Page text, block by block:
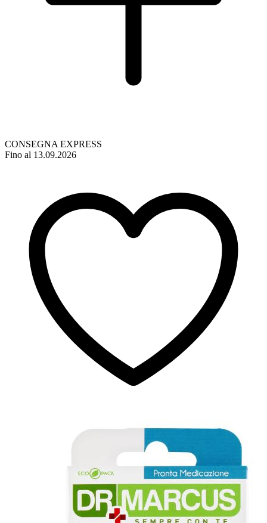
CONSEGNA EXPRESS
Fino al 13.09.2026